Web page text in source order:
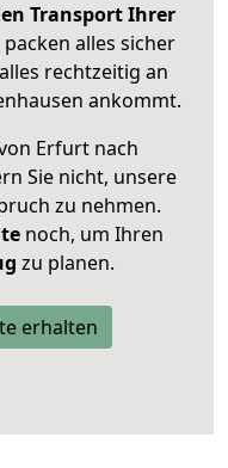
Transport Ihrer
packen alles sicher
rechtzeitig an
ankommt.
Erfurt nach
Sie nicht, unsere
zu nehmen.
noch, um Ihren
zu planen.
erhalten